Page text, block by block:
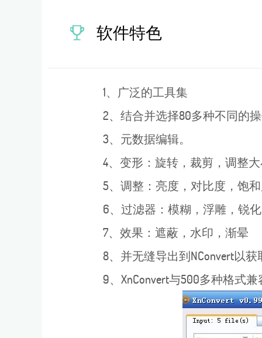
软件特色
1、广泛的工具集
2、结合并选择80多种不同的
3、元数据编辑。
4、变形：旋转，裁剪，调整
5、调整：亮度，对比度，饱
6、过滤器：模糊，浮雕，锐化
7、效果：遮蔽，水印，渐晕
8、并无缝导出到NConvert以获
9、XnConvert与500多种格式